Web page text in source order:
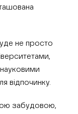
не просто
відпочинку.
забудовою,